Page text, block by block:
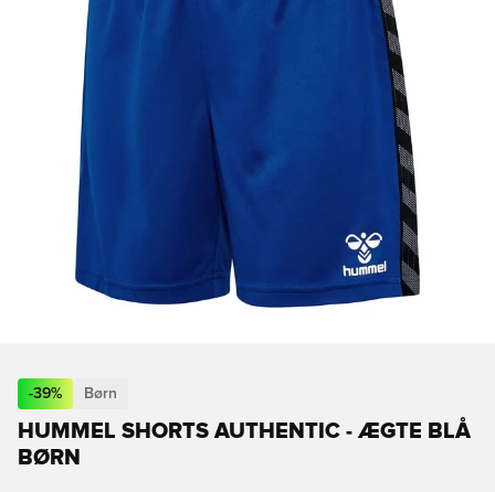
-39% Børn
HUMMEL SHORTS AUTHENTIC - ÆGTE BLÅ
BØRN